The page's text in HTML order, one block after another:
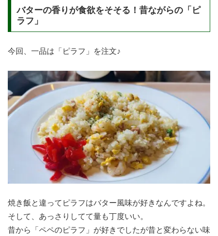
ペペ（cafe chez pepe）アクセス
【お車でお越しの方】
松山方面から：津島道路「宇和島南IC」より
国道56号線を津島方面へ約10分。松尾トンネ
高知・愛南方面から：国道56号線を宇和島市
街方面へ。松尾峠の途中に位置しています。